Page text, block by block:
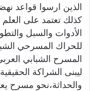
الذين ارسوا قواعد
كذلك تعتمد على
الأدوات والسبل
للحراك المسرحي
المسرح الشبابي
ليبنى الشراكة
والحداثة،نحو مسرح